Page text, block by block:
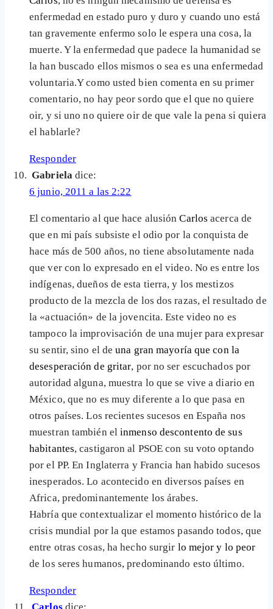
enfermedad en estado puro y duro y cuando uno está
tan gravemente enfermo solo le espera una cosa, la
muerte. Y la enfermedad que padece la humanidad se
la han buscado ellos mismos o sea es una enfermedad
voluntaria.Y como usted bien comenta en su primer
comentario, no hay peor sordo que el que no quiere
oir, y si uno no quiere oir de que vale la pena si quiera
el hablarle?
Responder
Gabriela dice:
6 junio, 2011 a las 2:22
El comentario al que hace alusiónCarlosacerca de
que en mi país subsiste el odio por la conquista de
hace más de 500 años, no tiene absolutamente nada
que ver con lo expresado en el video. No es entre los
indígenas, dueños de esta tierra, y los mestizos
producto de la mezcla de los dos razas, el resultado de
la «actuación» de la jovencita. Este video no es
tampoco la improvisación de una mujer para expresar
su sentir, sino el deuna gran mayoría que con la
desesperación de gritar, por no ser escuchados por
autoridad alguna, muestra lo que se vive a diario en
México, que no es muy diferente a lo que pasa en
otros países. Los recientes sucesos en España nos
muestran también elinmenso descontento de sus
habitantes, castigaron al PSOE con su voto optando
por el PP. En Inglaterra y Francia han habido sucesos
inesperados. Lo acontecido en diversos países en
Africa, predominantemente los árabes.
Habría que contextualizar el momento histórico de la
crisis mundial por la que estamos pasando todos, que
entre otras cosas, ha hecho surgir lo mejor y lo peor
de los seres humanos, predominando esto último.
Responder